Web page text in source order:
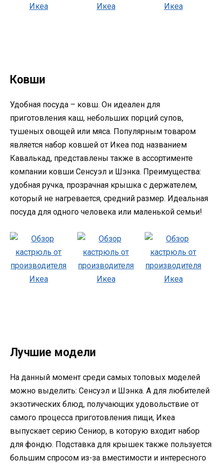
Ковши
Удобная посуда – ковш. Он идеален для
приготовления каш, небольших порций супов,
тушеных овощей или мяса. Популярным товаром
является набор ковшей от Икеа под названием
Кавалькад, представлены также в ассортименте
компании ковши Сенсуэл и Шэнка. Преимущества:
удобная ручка, прозрачная крышка с держателем,
который не нагревается, средний размер. Идеальная
посуда для одного человека или маленькой семьи!
Лучшие модели
На данный момент среди самых топовых моделей
можно выделить: Сенсуэл и Шэнка. А для любителей
экзотических блюд, получающих удовольствие от
самого процесса приготовления пищи, Икеа
выпускает серию Сениор, в которую входит набор
для фондю. Подставка для крышек также пользуется
большим спросом из-за вместимости и интересного